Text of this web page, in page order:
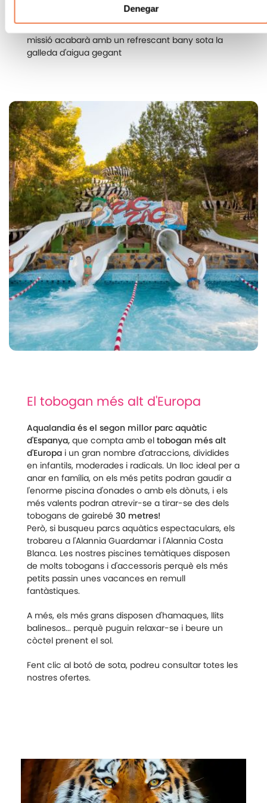
Denegar
elefants, rinoceronts, hipopòtams i cocodrils que
ho envolten intentaran distreure-us de la vostra
exploració, però no ho aconseguiran! La vostra
missió acabarà amb un refrescant bany sota la
galleda d'aigua gegant
El tobogan més alt d'Europa
Aqualandia és el segon millor parc aquàtic
d'Espanya, que compta amb el tobogan més alt
d'Europa i un gran nombre d'atraccions, dividides
en infantils, moderades i radicals. Un lloc ideal per a
anar en família, on els més petits podran gaudir a
l'enorme piscina d'onades o amb els dònuts, i els
més valents podran atrevir-se a tirar-se des dels
tobogans de gairebé 30 metres!
Però, si busqueu parcs aquàtics espectaculars, els
trobareu a l'Alannia Guardamar i l'Alannia Costa
Blanca. Les nostres piscines temàtiques disposen
de molts tobogans i d'accessoris perquè els més
petits passin unes vacances en remull
fantàstiques.
A més, els més grans disposen d'hamaques, llits
balinesos... perquè puguin relaxar-se i beure un
còctel prenent el sol.
Fent clic al botó de sota, podreu consultar totes les
nostres ofertes.